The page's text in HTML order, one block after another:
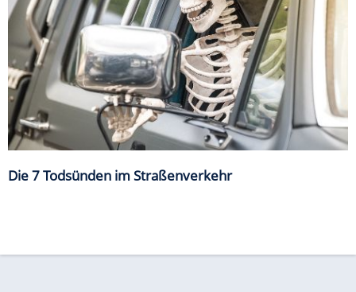
Die 7 Todsünden im Straßenverkehr